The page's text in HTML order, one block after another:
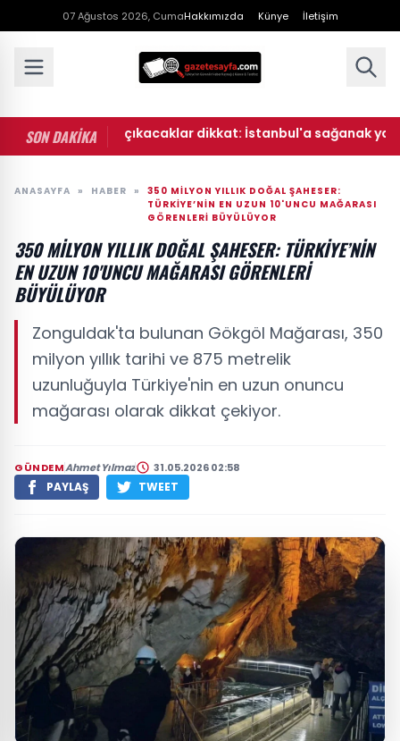
07 Ağustos 2026, CumaHakkımızda Künye İletişim
SON DAKİKA
sonu dışarı çıkacaklar dikkat: İstanbul'a sağanak yağış
ANASAYFA » HABER »
350 MILYON YILLIK DOĞAL ŞAHESER:
TÜRKIYE’NIN EN UZUN 10'UNCU MAĞARASI
GÖRENLERI BÜYÜLÜYOR
350 MILYON YILLIK DOĞAL ŞAHESER: TÜRKIYE’NIN
EN UZUN 10'UNCU MAĞARASI GÖRENLERI
BÜYÜLÜYOR
Zonguldak'ta bulunan Gökgöl Mağarası, 350
milyon yıllık tarihi ve 875 metrelik
uzunluğuyla Türkiye'nin en uzun onuncu
mağarası olarak dikkat çekiyor.
GÜNDEMAhmet Yılmaz 31.05.2026 02:58
PAYLAŞ TWEET